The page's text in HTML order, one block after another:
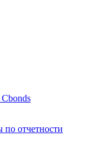
по отчетности